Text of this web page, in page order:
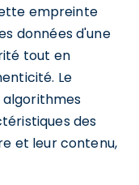
empreinte
données d'une
tout en
Le
des
et leur contenu,